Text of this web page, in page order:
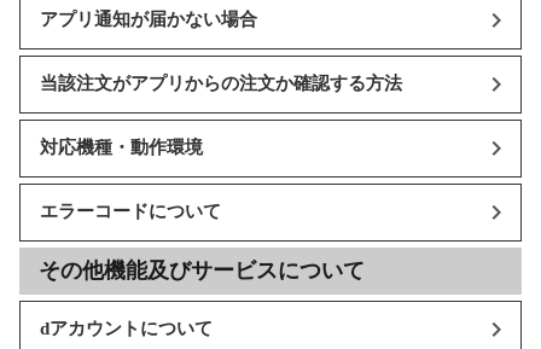
アプリ通知が届かない場合
当該注文がアプリからの注文か確認する方法
対応機種・動作環境
エラーコードについて
その他機能及びサービスについて
dアカウントについて